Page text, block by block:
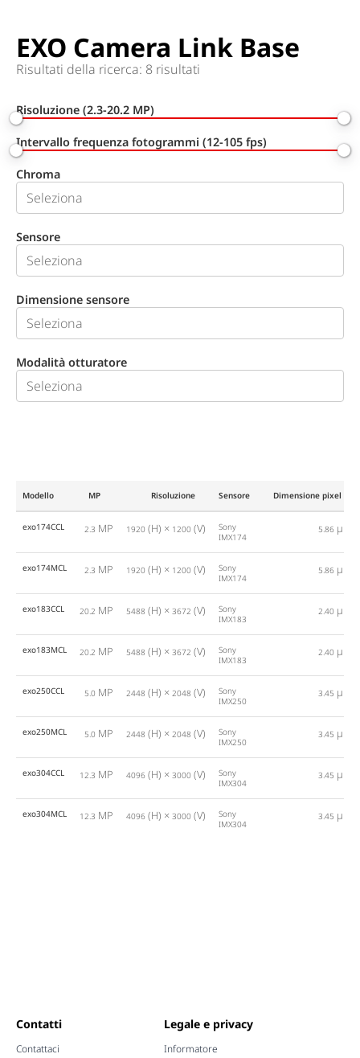
EXO Camera Link Base
Risultati della ricerca: 8 risultati
Risoluzione (2.3-20.2 MP)
Intervallo frequenza fotogrammi (12-105 fps)
Chroma
Sensore
Dimensione sensore
Modalità otturatore
Modello MP Risoluzione Sensore Dimensione pixel
exo174CCL 2.3 MP 1920 (H) × 1200 (V)
Sony
IMX174
5.86 µm
exo174MCL 2.3 MP 1920 (H) × 1200 (V)
Sony
IMX174
5.86 µm
exo183CCL 20.2 MP 5488 (H) × 3672 (V)
Sony
IMX183
2.40 µm
exo183MCL 20.2 MP 5488 (H) × 3672 (V)
Sony
IMX183
2.40 µm
exo250CCL 5.0 MP 2448 (H) × 2048 (V)
Sony
IMX250
3.45 µm
exo250MCL 5.0 MP 2448 (H) × 2048 (V)
Sony
IMX250
3.45 µm
exo304CCL 12.3 MP 4096 (H) × 3000 (V)
Sony
IMX304
3.45 µm
exo304MCL 12.3 MP 4096 (H) × 3000 (V)
Sony
IMX304
3.45 µm
Contatti
Contattaci
Legale e privacy
Informatore